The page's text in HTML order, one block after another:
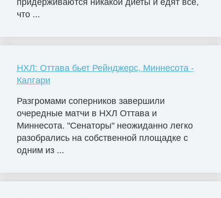
что ...
НХЛ: Оттава бьет Рейнджерс, Миннесота -
Калгари
Разгромами соперников завершили
очередные матчи в НХЛ Оттава и
Миннесота. "Сенаторы" неожиданно легко
разобрались на собственной площадке с
одним из ...